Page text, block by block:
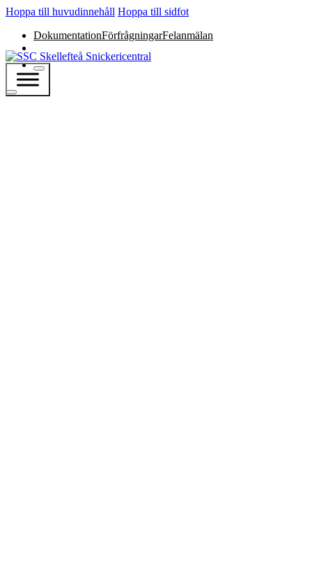
Hoppa till huvudinnehåll Hoppa till sidfot
DokumentationFörfrågningarFelanmälan